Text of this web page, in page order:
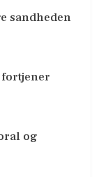
sandheden
og